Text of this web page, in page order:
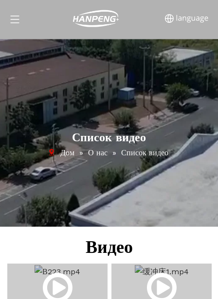
Список видео
Дом » О нас » Список видео
Видео